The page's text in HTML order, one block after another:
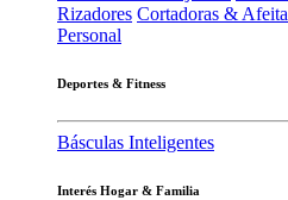
Rizadores Cortadoras &
Personal
Deportes & Fitness
Básculas Inteligentes
Interés Hogar & Familia